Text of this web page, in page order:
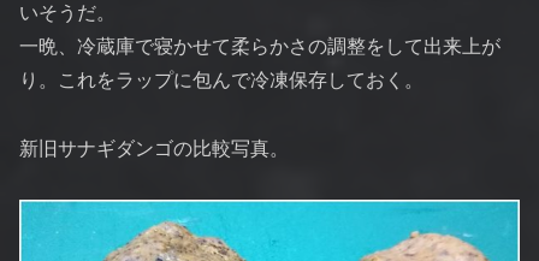
いそうだ。
一晩、冷蔵庫で寝かせて柔らかさの調整をして出来上が
り。これをラップに包んで冷凍保存しておく。
新旧サナギダンゴの比較写真。